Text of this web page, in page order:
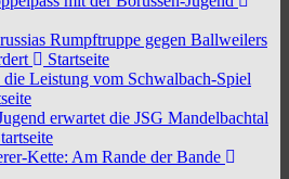
Rumpftruppe gegen Ballweilers
Startseite
Leistung vom Schwalbach-Spiel
erwartet die JSG Mandelbachtal
Kette: Am Rande der Bande